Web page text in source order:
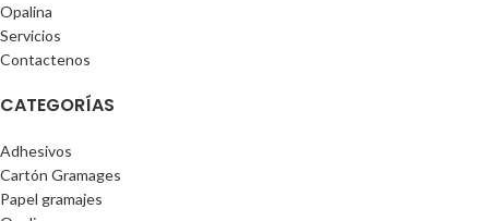
Opalina
Servicios
Contactenos
CATEGORÍAS
Adhesivos
Cartón Gramages
Papel gramajes